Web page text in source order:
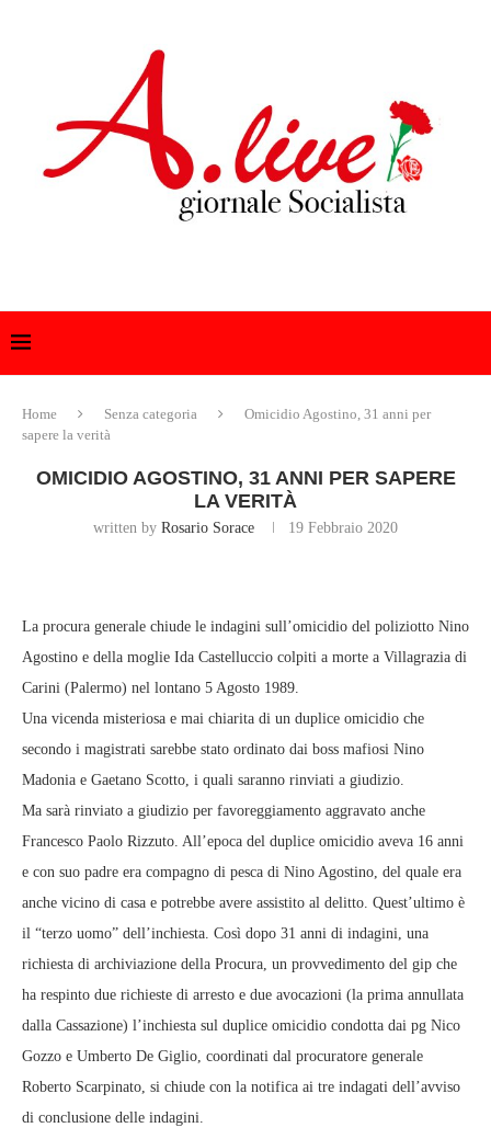
Home Senza categoria
Omicidio Agostino, 31 anni per
sapere la verità
OMICIDIO AGOSTINO, 31 ANNI PER SAPERE
LA VERITÀ
written by Rosario Sorace 19 Febbraio 2020
La procura generale chiude le indagini sull’omicidio del poliziotto Nino
Agostino e della moglie Ida Castelluccio colpiti a morte a Villagrazia di
Carini (Palermo) nel lontano 5 Agosto 1989.
Una vicenda misteriosa e mai chiarita di un duplice omicidio che
secondo i magistrati sarebbe stato ordinato dai boss mafiosi Nino
Madonia e Gaetano Scotto, i quali saranno rinviati a giudizio.
Ma sarà rinviato a giudizio per favoreggiamento aggravato anche
Francesco Paolo Rizzuto. All’epoca del duplice omicidio aveva 16 anni
e con suo padre era compagno di pesca di Nino Agostino, del quale era
anche vicino di casa e potrebbe avere assistito al delitto. Quest’ultimo è
il “terzo uomo” dell’inchiesta. Così dopo 31 anni di indagini, una
richiesta di archiviazione della Procura, un provvedimento del gip che
ha respinto due richieste di arresto e due avocazioni (la prima annullata
dalla Cassazione) l’inchiesta sul duplice omicidio condotta dai pg Nico
Gozzo e Umberto De Giglio, coordinati dal procuratore generale
Roberto Scarpinato, si chiude con la notifica ai tre indagati dell’avviso
di conclusione delle indagini.